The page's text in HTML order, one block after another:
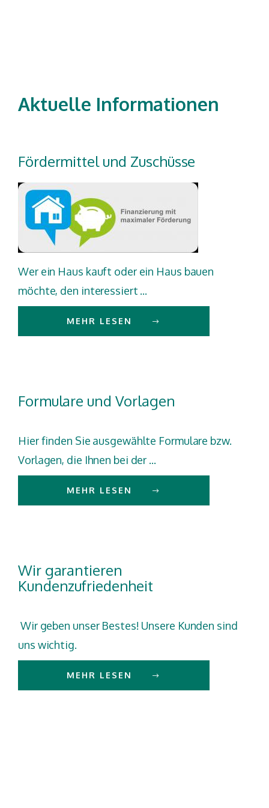
Aktuelle Informationen
Fördermittel und Zuschüsse
Wer ein Haus kauft oder ein Haus bauen
möchte, den interessiert ...
MEHR LESEN
Formulare und Vorlagen
Hier finden Sie ausgewählte Formulare bzw.
Vorlagen, die Ihnen bei der ...
MEHR LESEN
Wir garantieren
Kundenzufriedenheit
Wir geben unser Bestes! Unsere Kunden sind
uns wichtig.
MEHR LESEN